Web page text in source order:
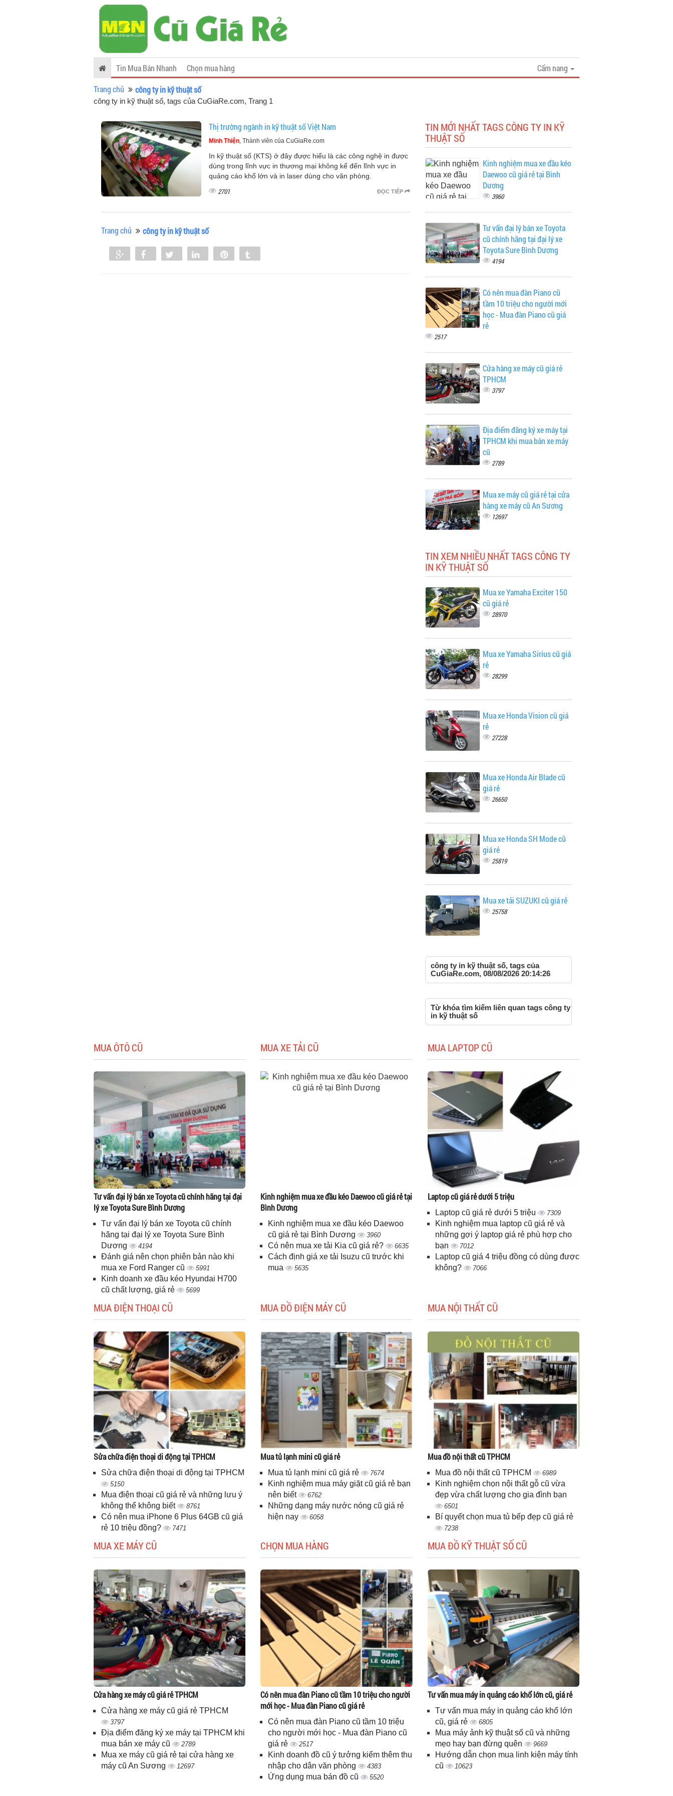
Cẩm nang
Tin Mua Bán Nhanh
Chọn mua hàng
Trang chủ
công ty in kỹ thuật số
công ty in kỹ thuật số, tags của CuGiaRe.com, Trang 1
Thị trường ngành in kỹ thuật số Việt Nam
Minh Thiện, Thành viên của CuGiaRe.com
In kỹ thuật số (KTS) ở đây được hiểu là các công nghệ in được
dùng trong lĩnh vực in thương mại không kể đến lĩnh vực in
quảng cáo khổ lớn và in laser dùng cho văn phòng.
ĐỌC TIẾP
2701
Trang chủ công ty in kỹ thuật số
Share Share Tweet Share
TIN MỚI NHẤT TAGS CÔNG TY IN KỸ
THUẬT SỐ
Kinh nghiệm mua xe đầu kéo
Daewoo cũ giá rẻ tại Bình
Dương
3960
Tư vấn đại lý bán xe Toyota
cũ chính hãng tại đại lý xe
Toyota Sure Bình Dương
4194
Có nên mua đàn Piano cũ
tầm 10 triệu cho người mới
học - Mua đàn Piano cũ giá
rẻ
2517
Cửa hàng xe máy cũ giá rẻ
TPHCM
3797
Địa điểm đăng ký xe máy tại
TPHCM khi mua bán xe máy
cũ
2789
Mua xe máy cũ giá rẻ tại cửa
hàng xe máy cũ An Sương
12697
TIN XEM NHIỀU NHẤT TAGS CÔNG TY
IN KỸ THUẬT SỐ
Mua xe Yamaha Exciter 150
cũ giá rẻ
28970
Mua xe Yamaha Sirius cũ giá
rẻ
28299
Mua xe Honda Vision cũ giá
rẻ
27228
Mua xe Honda Air Blade cũ
giá rẻ
26650
Mua xe Honda SH Mode cũ
giá rẻ
25819
Mua xe tải SUZUKI cũ giá rẻ
25758
công ty in kỹ thuật số, tags của
CuGiaRe.com, 08/08/2026 20:14:26
Từ khóa tìm kiếm liên quan tags công ty
in kỹ thuật số
MUA ÔTÔ CŨ
Tư vấn đại lý bán xe Toyota cũ chính hãng tại đại
lý xe Toyota Sure Bình Dương
Tư vấn đại lý bán xe Toyota cũ chính
hãng tại đại lý xe Toyota Sure Bình
Dương
4194
Đánh giá nên chọn phiên bản nào khi
mua xe Ford Ranger cũ
5991
Kinh doanh xe đầu kéo Hyundai H700
cũ chất lượng, giá rẻ
5699
MUA XE TẢI CŨ
Kinh nghiệm mua xe đầu kéo Daewoo cũ giá rẻ tại
Bình Dương
Kinh nghiệm mua xe đầu kéo Daewoo
cũ giá rẻ tại Bình Dương
3960
Có nên mua xe tải Kia cũ giá rẻ? 6635
Cách định giá xe tải Isuzu cũ trước khi
mua
5635
MUA LAPTOP CŨ
Laptop cũ giá rẻ dưới 5 triệu
Laptop cũ giá rẻ dưới 5 triệu 7309
Kinh nghiệm mua laptop cũ giá rẻ và
những gợi ý laptop giá rẻ phù hợp cho
bạn
7012
Laptop cũ giá 4 triệu đồng có dùng được
không?
7066
MUA ĐIỆN THOẠI CŨ
Sửa chữa điện thoại di động tại TPHCM
Sửa chữa điện thoại di động tại TPHCM
5150
Mua điện thoại cũ giá rẻ và những lưu ý
không thể không biết
8761
Có nên mua iPhone 6 Plus 64GB cũ giá
rẻ 10 triệu đồng?
7471
MUA ĐỒ ĐIỆN MÁY CŨ
Mua tủ lạnh mini cũ giá rẻ
Mua tủ lạnh mini cũ giá rẻ 7674
Kinh nghiệm mua máy giặt cũ giá rẻ bạn
nên biết
6762
Những dạng máy nước nóng cũ giá rẻ
hiện nay
6058
MUA NỘI THẤT CŨ
Mua đồ nội thất cũ TPHCM
Mua đồ nội thất cũ TPHCM 6989
Kinh nghiệm chọn nội thất gỗ cũ vừa
đẹp vừa chất lượng cho gia đình bạn
6501
Bí quyết chọn mua tủ bếp đẹp cũ giá rẻ
7238
MUA XE MÁY CŨ
Cửa hàng xe máy cũ giá rẻ TPHCM
Cửa hàng xe máy cũ giá rẻ TPHCM
3797
Địa điểm đăng ký xe máy tại TPHCM khi
mua bán xe máy cũ
2789
Mua xe máy cũ giá rẻ tại cửa hàng xe
máy cũ An Sương
12697
CHỌN MUA HÀNG
Có nên mua đàn Piano cũ tầm 10 triệu cho người
mới học - Mua đàn Piano cũ giá rẻ
Có nên mua đàn Piano cũ tầm 10 triệu
cho người mới học - Mua đàn Piano cũ
giá rẻ
2517
Kinh doanh đồ cũ ý tưởng kiểm thêm thu
nhập cho dân văn phòng
4383
Ứng dụng mua bán đồ cũ 5520
MUA ĐỒ KỸ THUẬT SỐ CŨ
Tư vấn mua máy in quảng cáo khổ lớn cũ, giá rẻ
Tư vấn mua máy in quảng cáo khổ lớn
cũ, giá rẻ
6805
Mua máy ảnh kỹ thuật số cũ và những
mẹo hay bạn đừng quên
9669
Hướng dẫn chọn mua linh kiện máy tính
cũ
10623